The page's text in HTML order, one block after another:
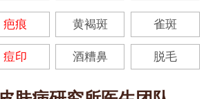
疤痕 黄褐斑 雀斑
痘印 酒糟鼻 脱毛